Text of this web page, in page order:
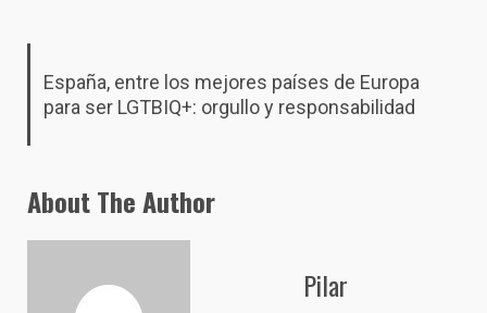
España, entre los mejores países de Europa
para ser LGTBIQ+: orgullo y responsabilidad
About The Author
Pilar